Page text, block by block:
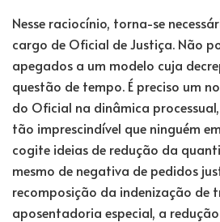
Nesse raciocínio, torna-se
cargo de Oficial de Justiça. Não
apegados a um modelo cuja
questão de tempo. É preciso um
do Oficial na dinâmica
tão imprescindível que ninguém
cogite ideias de redução da
mesmo de negativa de pedidos
recomposição da indenização de
aposentadoria especial, a